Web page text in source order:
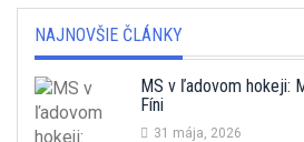
NAJNOVŠIE ČLÁNKY
MS v ľadovom hokeji:
Fíni
31 mája, 2026